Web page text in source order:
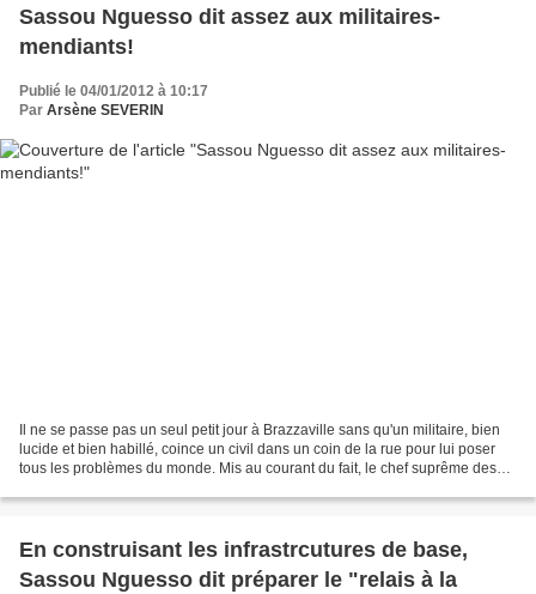
Sassou Nguesso dit assez aux militaires-
mendiants!
Publié le 04/01/2012 à 10:17
Par Arsène SEVERIN
Il ne se passe pas un seul petit jour à Brazzaville sans qu'un militaire, bien
lucide et bien habillé, coince un civil dans un coin de la rue pour lui poser
tous les problèmes du monde. Mis au courant du fait, le chef suprême des
En construisant les infrastrcutures de base,
Sassou Nguesso dit préparer le "relais à la